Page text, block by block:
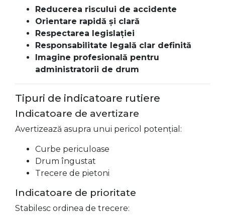
Reducerea riscului de accidente
Orientare rapidă și clară
Respectarea legislației
Responsabilitate legală clar definită
Imagine profesională pentru
administratorii de drum
Tipuri de indicatoare rutiere
Indicatoare de avertizare
Avertizează asupra unui pericol potențial:
Curbe periculoase
Drum îngustat
Trecere de pietoni
Indicatoare de prioritate
Stabilesc ordinea de trecere: